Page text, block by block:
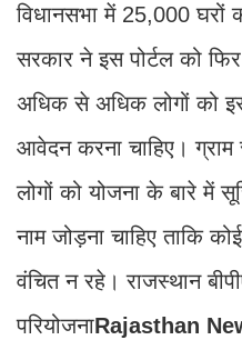
विधानसभा में 25,000 घरों
सरकार ने इस पोर्टल को
अधिक से अधिक लोगों को
आवेदन करना चाहिए। ग्राम
लोगों को योजना के बारे में
नाम जोड़ना चाहिए ताकि
वंचित न रहे। राजस्थान
परियोजनाRajasthan